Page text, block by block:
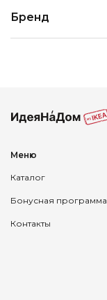
Бренд
Меню
Каталог
Бонусная программа
Контакты